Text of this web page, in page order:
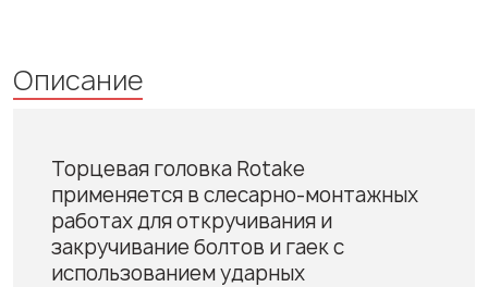
Описание
Торцевая головка Rotake
применяется в слесарно-монтажных
работах для откручивания и
закручивание болтов и гаек с
использованием ударных